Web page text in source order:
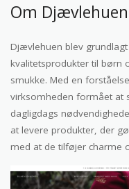
Om Djævlehuen
Djævlehuen blev
kvalitetsprodukter til børn
smukke. Med en
virksomheden formået at
dagligdags
at levere produkter, der
med at de tilføjer charme